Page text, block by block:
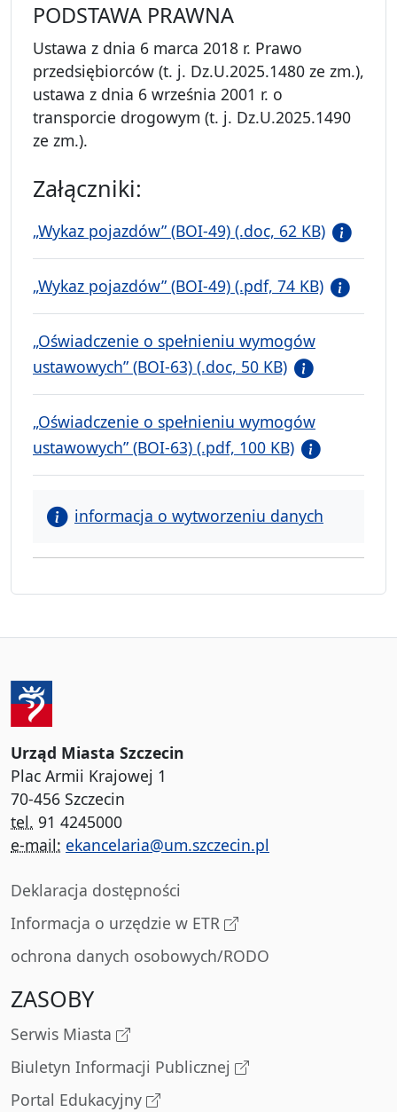
PODSTAWA PRAWNA
Ustawa z dnia 6 marca 2018 r. Prawo
przedsiębiorców (t. j. Dz.U.2025.1480 ze zm.),
ustawa z dnia 6 września 2001 r. o
transporcie drogowym (t. j. Dz.U.2025.1490
ze zm.).
Załączniki:
„Wykaz pojazdów” (BOI-49) (.doc, 62 KB)
„Wykaz pojazdów” (BOI-49) (.pdf, 74 KB)
„Oświadczenie o spełnieniu wymogów
ustawowych” (BOI-63) (.doc, 50 KB)
„Oświadczenie o spełnieniu wymogów
ustawowych” (BOI-63) (.pdf, 100 KB)
informacja o wytworzeniu danych
Urząd Miasta Szczecin
Plac Armii Krajowej 1
70-456 Szczecin
tel. 91 4245000
e-mail: ekancelaria@um.szczecin.pl
Deklaracja dostępności
Informacja o urzędzie w ETR
ochrona danych osobowych/RODO
ZASOBY
Serwis Miasta
Biuletyn Informacji Publicznej
Portal Edukacyjny